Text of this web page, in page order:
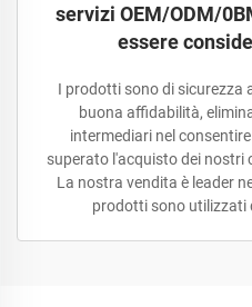
servizi OEM/ODM/
essere
I prodotti sono di sicurezza
buona affidabilità,
intermediari nel
superato l'acquisto dei nostri
La nostra vendita è leader
prodotti sono utilizzati